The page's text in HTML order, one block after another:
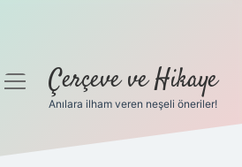
menüyüÇerçeve ve Hikaye
Anılara ilham veren neşeli öneriler!